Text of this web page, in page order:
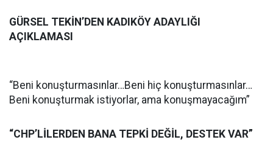
GÜRSEL TEKİN’DEN KADIKÖY ADAYLIĞI
AÇIKLAMASI
“Beni konuşturmasınlar…Beni hiç konuşturmasınlar…
Beni konuşturmak istiyorlar, ama konuşmayacağım”
“CHP’LİLERDEN BANA TEPKİ DEĞİL, DESTEK VAR”